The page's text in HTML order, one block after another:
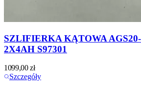
SZLIFIERKA KĄTOWA
2X4AH S97301
1099,00zł
Szczegóły